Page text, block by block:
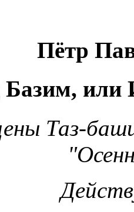
Пётр
или
Таз-